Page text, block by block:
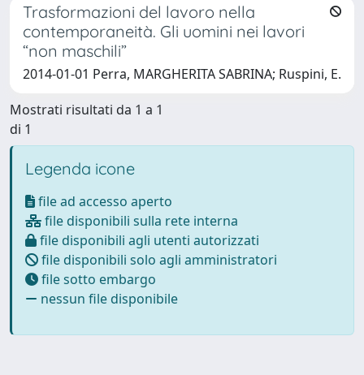
Trasformazioni del lavoro nella
contemporaneità. Gli uomini nei lavori
“non maschili”
2014-01-01 Perra, MARGHERITA SABRINA; Ruspini, E.
Mostrati risultati da 1 a 1
di 1
Legenda icone
file ad accesso aperto
file disponibili sulla rete interna
file disponibili agli utenti autorizzati
file disponibili solo agli amministratori
file sotto embargo
nessun file disponibile